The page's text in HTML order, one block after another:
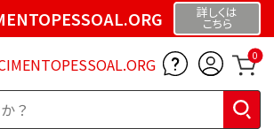
詳しくは
こちら
0